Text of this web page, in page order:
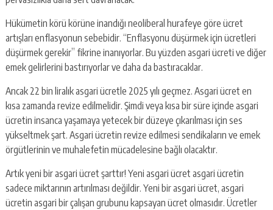
Hükümetin körü körüne inandığı neoliberal hurafeye göre ücret
artışları enflasyonun sebebidir. “Enflasyonu düşürmek için ücretleri
düşürmek gerekir” fikrine inanıyorlar. Bu yüzden asgari ücreti ve diğer
emek gelirlerini bastırıyorlar ve daha da bastıracaklar.
Ancak 22 bin liralık asgari ücretle 2025 yılı geçmez. Asgari ücret en
kısa zamanda revize edilmelidir. Şimdi veya kısa bir süre içinde asgari
ücretin insanca yaşamaya yetecek bir düzeye çıkarılması için ses
yükseltmek şart. Asgari ücretin revize edilmesi sendikaların ve emek
örgütlerinin ve muhalefetin mücadelesine bağlı olacaktır.
Artık yeni bir asgari ücret şarttır! Yeni asgari ücret asgari ücretin
sadece miktarının artırılması değildir. Yeni bir asgari ücret, asgari
ücretin asgari bir çalışan grubunu kapsayan ücret olmasıdır. Ücretler